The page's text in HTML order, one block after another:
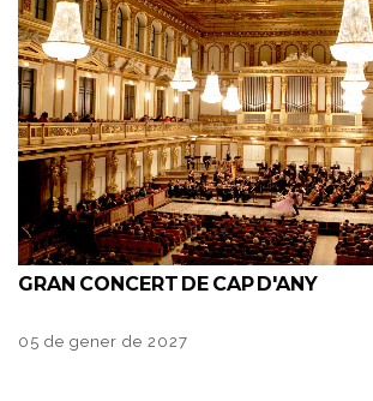
GRAN CONCERT DE CAP D'ANY
05 de gener de 2027